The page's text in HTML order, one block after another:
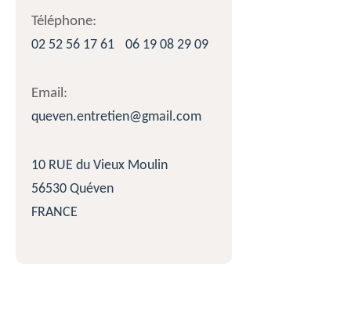
Téléphone:
02 52 56 17 61
06 19 08 29 09
Email:
queven.entretien@gmail.com
10 RUE du Vieux Moulin
56530 Quéven
FRANCE